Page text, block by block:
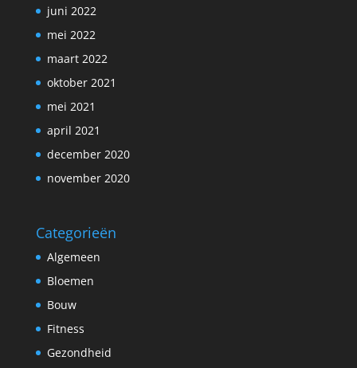
juni 2022
mei 2022
maart 2022
oktober 2021
mei 2021
april 2021
december 2020
november 2020
Categorieën
Algemeen
Bloemen
Bouw
Fitness
Gezondheid